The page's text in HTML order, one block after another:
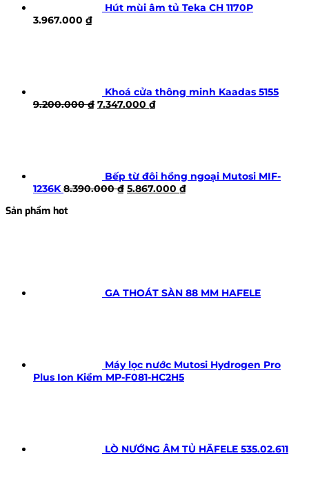
Hút mùi âm tủ Teka CH 1170P
3.967.000 ₫
Khoá cửa thông minh Kaadas 5155
9.200.000₫ Giá
7.347.000 ₫Giá
Bếp từ đôi hồng ngoại Mutosi MIF-
1236K 8.390.000₫ Giá
5.867.000 ₫Giá
Sản phẩm hot
GA THOÁT SÀN 88 MM HAFELE
Máy lọc nước Mutosi Hydrogen Pro
Plus Ion Kiềm MP-F081-HC2H5
LÒ NƯỚNG ÂM TỦ HÄFELE 535.02.611